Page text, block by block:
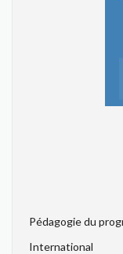
Pédagogie du
International